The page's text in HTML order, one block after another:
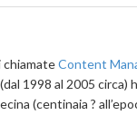
chiamateContent
1998 al 2005 circa)
(centinaia ?